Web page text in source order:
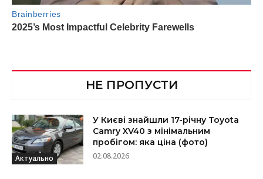
НЕ ПРОПУСТИ
Актуально
У Києві знайшли 17-річну Toyota
Camry XV40 з мінімальним
пробігом: яка ціна (фото)
02.08.2026